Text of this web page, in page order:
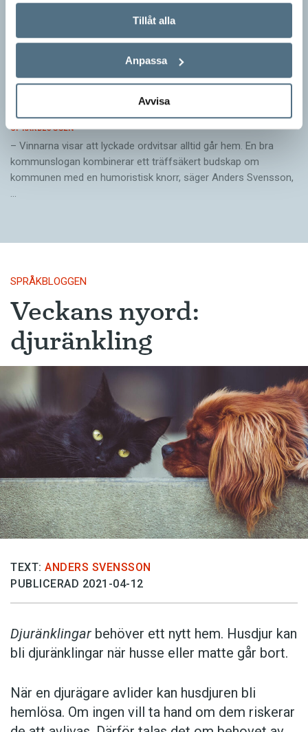
Tillåt alla
Anpassa
Avvisa
Pressmeddelande: Hjovisst älskar vi
SPRÅKBLOGGEN
– Vinnarna visar att lyckade ordvitsar alltid går hem. En bra
kommunslogan kombinerar ett träffsäkert budskap om
kommunen med en humoristisk knorr, säger Anders Svensson,
…
SPRÅKBLOGGEN
Veckans nyord:
djuränkling
TEXT: ANDERS SVENSSON
PUBLICERAD 2021-04-12
Djuränklingar behöver ett nytt hem. Husdjur kan
bli djuränklingar när husse eller matte går bort.
När en djurägare avlider kan husdjuren bli
hemlösa. Om ingen vill ta hand om dem riskerar